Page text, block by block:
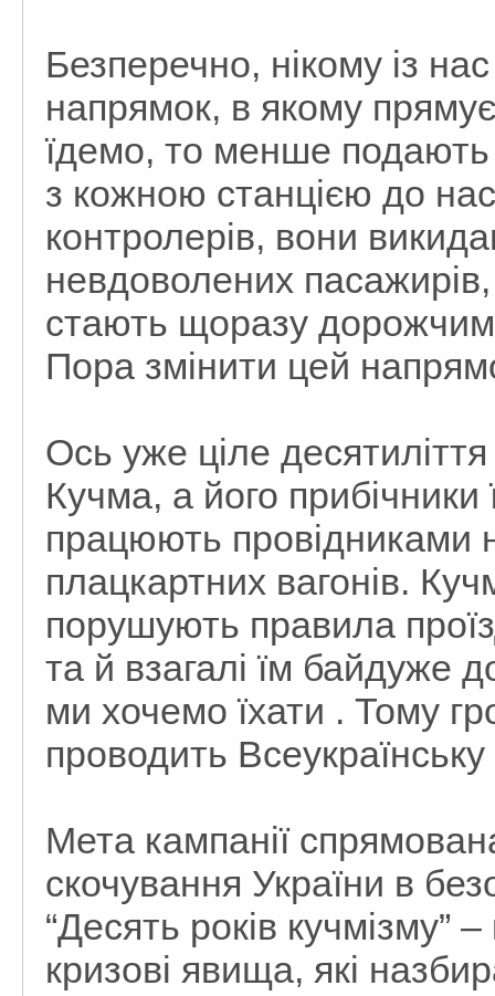
Безперечно, нікому із
напрямок, в якому
їдемо, то менше подають
з кожною станцією до
контролерів, вони
невдоволених
стають щоразу
Пора змінити цей
Ось уже ціле
Кучма, а його
працюють провідниками
плацкартних вагонів.
порушують правила
та й взагалі їм байдуже
ми хочемо їхати . Тому
проводить Всеукраїнську
Мета кампанії
скочування України в
“Десять років
кризові явища, які